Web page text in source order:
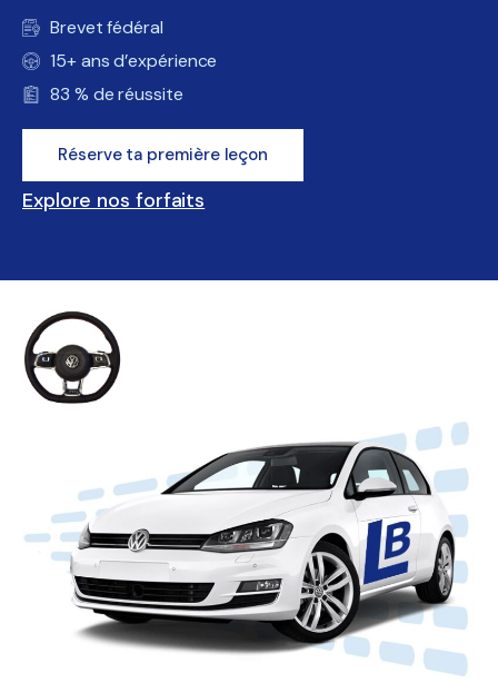
Brevet fédéral
15+ ans d’expérience
83 % de réussite
Réserve ta première leçon
Explore nos forfaits